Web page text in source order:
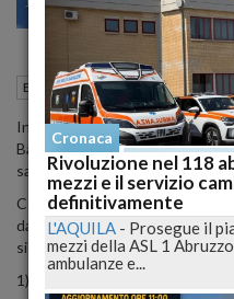
Economia Roma (RM) 02
In Campania sono già partiti
Basilicata oggi. Ma nel resto
sabato 6 luglio.
Con l'arrivo degli sconti il
da possibili truffe e diffonde i
sicurezza.
1)
Cronaca
Rivoluzione nel 118
mezzi e il servizio
definitivamente
L'AQUILA - Prosegue il
mezzi della ASL 1
ambulanze e...